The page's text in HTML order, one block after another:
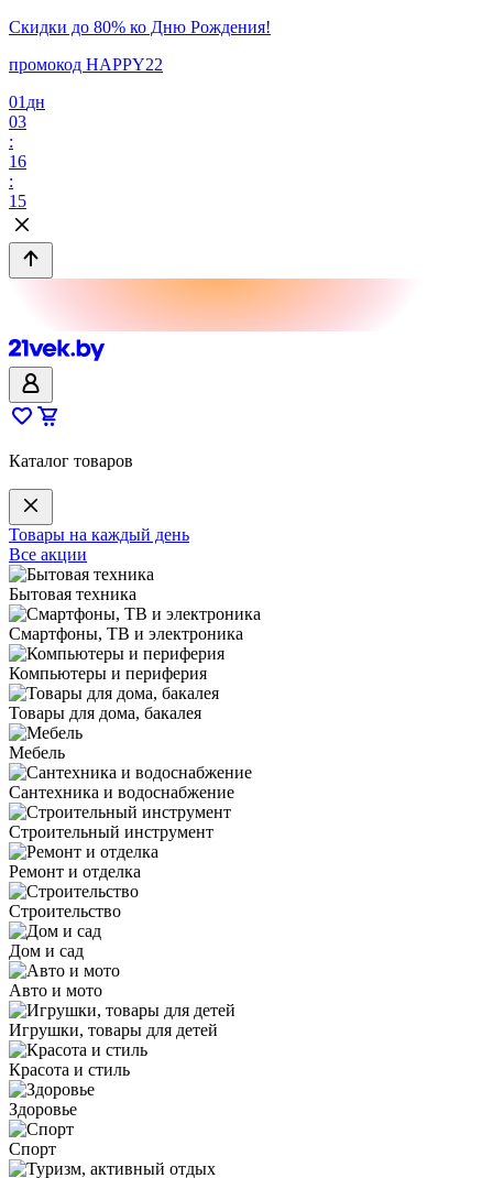
Скидки до 80% ко Дню Рождения!
промокод HAPPY22
01 дн
03
:
16
:
15
Каталог товаров
Товары на каждый день
Все акции
Бытовая техника
Смартфоны, ТВ и электроника
Компьютеры и периферия
Товары для дома, бакалея
Мебель
Сантехника и водоснабжение
Строительный инструмент
Ремонт и отделка
Строительство
Дом и сад
Авто и мото
Игрушки, товары для детей
Красота и стиль
Здоровье
Спорт